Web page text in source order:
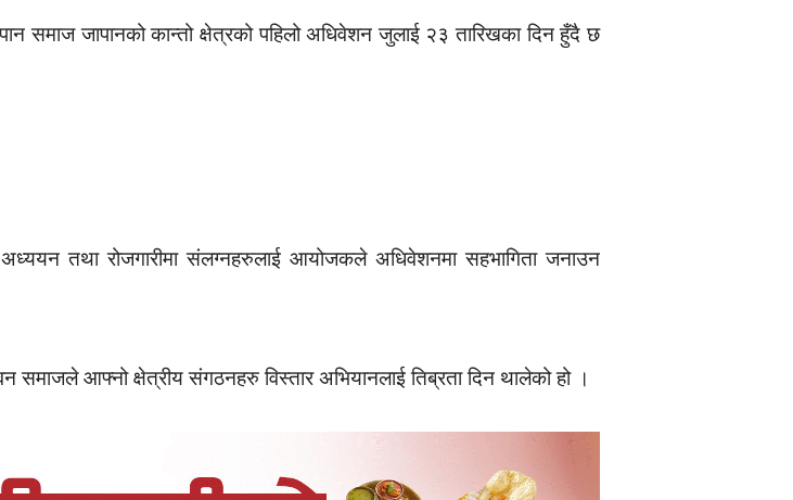
समाज जापानको कान्तो क्षेत्रको पहिलो अधिवेशन जुलाई २३ तारिखका दिन हुँदै छ
अध्ययन तथा रोजगारीमा संलग्नहरुलाई आयोजकले अधिवेशनमा सहभागिता जनाउन
समाजले आफ्नो क्षेत्रीय संगठनहरु विस्तार अभियानलाई तिब्रता दिन थालेको हो ।